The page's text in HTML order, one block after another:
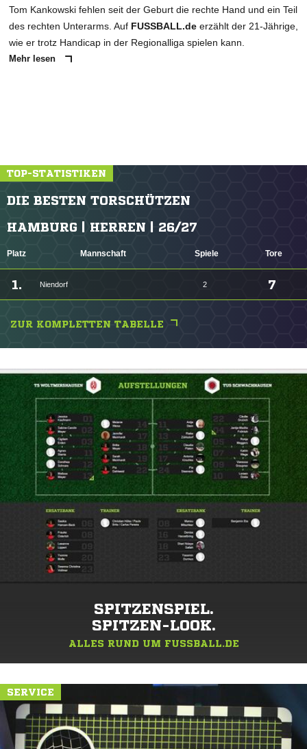
Tom Kankowski fehlen seit der Geburt die rechte Hand und ein Teil
des rechten Unterarms. Auf FUSSBALL.de erzählt der 21-Jährige,
wie er trotz Handicap in der Regionalliga spielen kann.
Mehr lesen
TOP-STATISTIKEN
DIE BESTEN TORSCHÜTZEN
HAMBURG | HERREN | 26/27
Platz Mannschaft Spiele Tore
1. Niendorf 2 7
ZUR KOMPLETTEN TABELLE
SPITZENSPIEL.
SPITZEN-LOOK.
ALLES RUND UM FUSSBALL.DE
SERVICE